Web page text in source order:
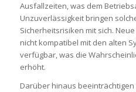
Ausfallzeiten, was dem
Unzuverlässigkeit bringen
Sicherheitsrisiken mit sich.
nicht kompatibel mit den alten
verfügbar, was die
erhöht.
Darüber hinaus